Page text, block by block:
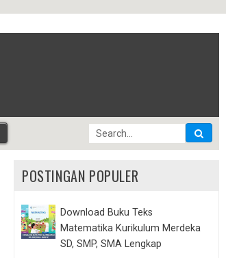
POSTINGAN POPULER
Download Buku Teks
Matematika Kurikulum Merdeka
SD, SMP, SMA Lengkap